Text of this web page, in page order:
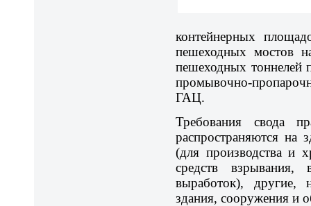
контейнерных
пешеходных мостов
пешеходных тоннелей
промывочно-
ГАЦ.
Требования свода
распространяются на
(для производства и
средств взрывания,
выработок), другие,
здания, сооружения и